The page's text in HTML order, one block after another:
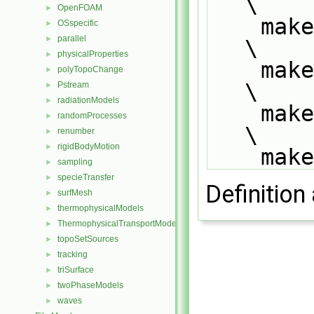
► OpenFOAM
► OSspecific
► parallel
► physicalProperties
► polyTopoChange
► Pstream
► radiationModels
► randomProcesses
► renumber
► rigidBodyMotion
► sampling
► specieTransfer
► surfMesh
► thermophysicalModels
► ThermophysicalTransportModels
► topoSetSources
► tracking
► triSurface
► twoPhaseModels
► waves
\
\
\